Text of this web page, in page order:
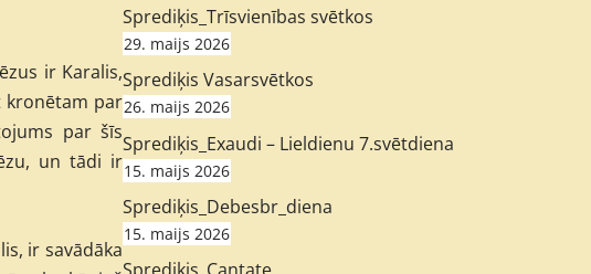
Sprediķis_Trīsvienības svētkos
29. maijs 2026
Sprediķis Vasarsvētkos
26. maijs 2026
Sprediķis_Exaudi – Lieldienu 7.svētdiena
15. maijs 2026
Sprediķis_Debesbr_diena
15. maijs 2026
ir Karalis,
kronētam par
par šīs
un tādi ir
ir savādāka